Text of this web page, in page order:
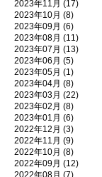
2023年11月 (17)
2023年10月 (8)
2023年09月 (6)
2023年08月 (11)
2023年07月 (13)
2023年06月 (5)
2023年05月 (1)
2023年04月 (8)
2023年03月 (22)
2023年02月 (8)
2023年01月 (6)
2022年12月 (3)
2022年11月 (9)
2022年10月 (8)
2022年09月 (12)
2022年08月 (7)